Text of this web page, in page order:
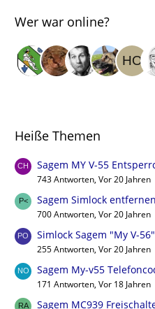
Wer war online?
Heiße Themen
Sagem MY V-55
743 Antworten, Vor 20 Jahren
Sagem Simlock
700 Antworten, Vor 20 Jahren
Simlock Sagem "My V-
255 Antworten, Vor 20 Jahren
Sagem My-v55
171 Antworten, Vor 18 Jahren
Sagem MC939